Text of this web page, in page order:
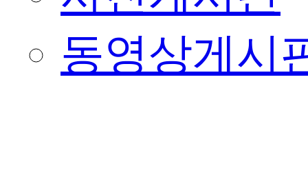
동영상게시